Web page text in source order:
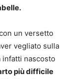
un versetto
vegliato sulla
infatti nascosto
più difficile